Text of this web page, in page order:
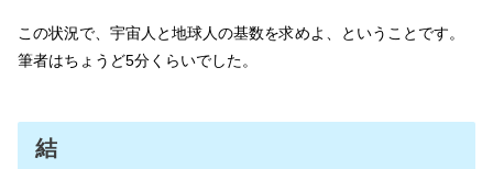
この状況で、宇宙人と地球人の基数を求めよ、ということです。
筆者はちょうど5分くらいでした。
結